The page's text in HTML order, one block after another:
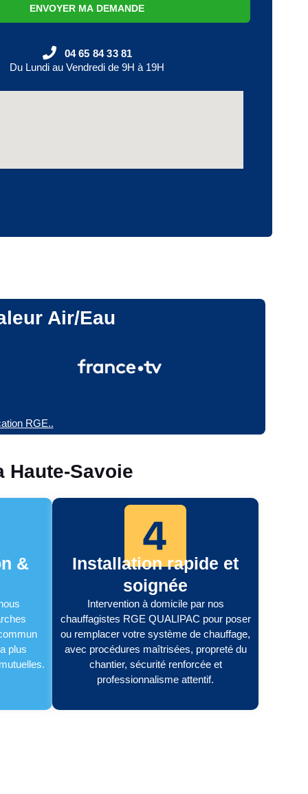
ENVOYER MA DEMANDE
04 65 84 33 81
Du Lundi au Vendredi de 9H à 19H
Air/Eau
RGE..
Haute-Savoie
&
plus
Installation rapide et
soignée
Intervention à domicile par nos
chauffagistes RGE QUALIPAC pour poser
ou remplacer votre système de chauffage,
avec procédures maîtrisées, propreté du
chantier, sécurité renforcée et
professionnalisme attentif.